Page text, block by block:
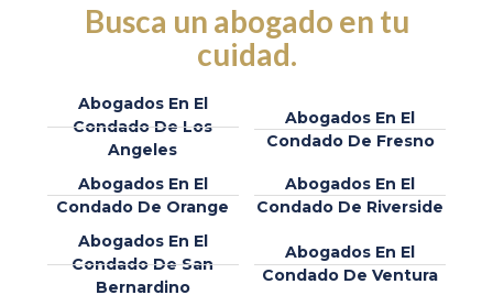
Busca un abogado en tu
cuidad.
Abogados En El
Condado De Los
Angeles
Abogados En El
Condado De Fresno
Abogados En El
Condado De Orange
Abogados En El
Condado De Riverside
Abogados En El
Condado De San
Bernardino
Abogados En El
Condado De Ventura